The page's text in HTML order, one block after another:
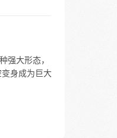
强大形态，
身成为巨大